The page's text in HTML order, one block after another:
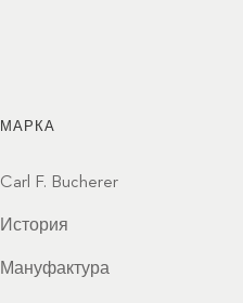
МАРКА
Carl F. Bucherer
История
Мануфактура